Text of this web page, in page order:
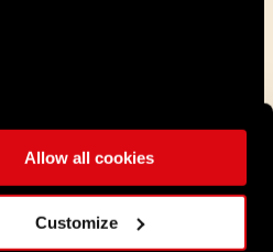
Allow all cookies
Customize